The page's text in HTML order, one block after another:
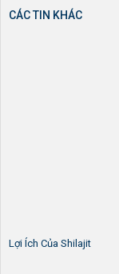
CÁC TIN KHÁC
Lợi Ích Của Shilajit